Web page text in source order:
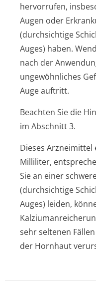
hervorrufen,
Augen oder
(durchsichtige
Auges) haben.
nach der
ungewöhnliches
Auge auftritt.
Beachten Sie die
im Abschnitt 3.
Dieses
Milliliter,
Sie an einer
(durchsichtige
Auges) leiden,
sehr seltenen
der Hornhaut